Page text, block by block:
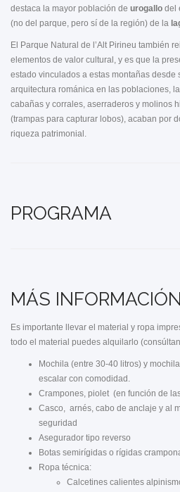
destaca la mayor población de urogallo del
(no del parque, pero sí de la región) de la
El Parque Natural de l’Alt Pirineu también
elementos de valor cultural, y es que la
estado vinculados a estas montañas desde
arquitectura románica en las poblaciones,
cabañas y corrales, aserraderos y molinos
(trampas para capturar lobos), acaban por
riqueza patrimonial.
PROGRAMA
MÁS INFORMACIÓN
Es importante llevar el material y ropa
todo el material puedes alquilarlo
Mochila (entre 30-40 litros) y
escalar con comodidad.
Crampones, piolet (en función de
Casco, arnés, cabo de anclaje y al
seguridad
Asegurador tipo reverso
Botas semirígidas o rígidas
Ropa técnica:
Calcetines calientes